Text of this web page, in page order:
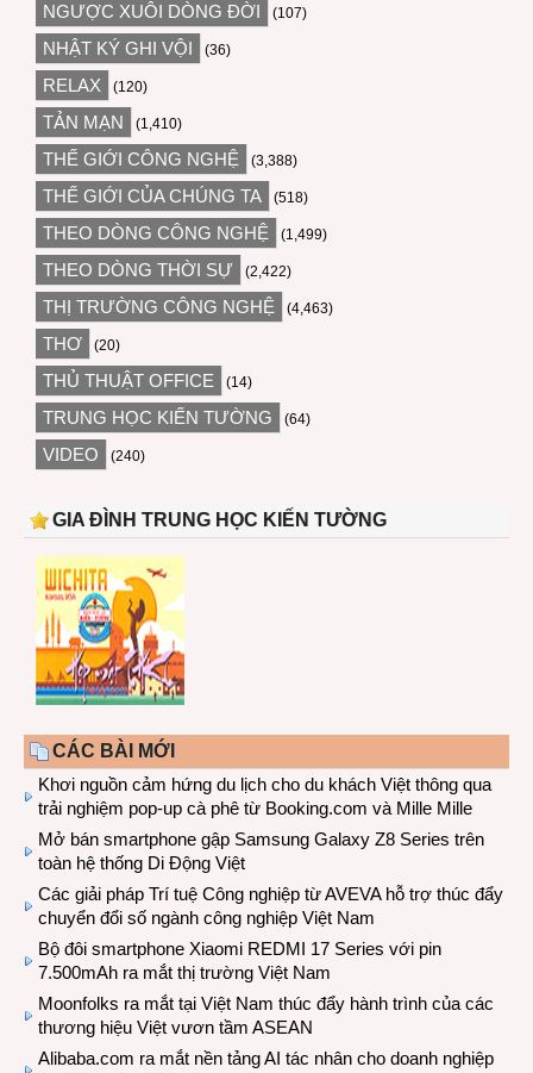
NGƯỢC XUÔI DÒNG ĐỜI (107)
NHẬT KÝ GHI VỘI (36)
RELAX (120)
TẢN MẠN (1,410)
THẾ GIỚI CÔNG NGHỆ (3,388)
THẾ GIỚI CỦA CHÚNG TA (518)
THEO DÒNG CÔNG NGHỆ (1,499)
THEO DÒNG THỜI SỰ (2,422)
THỊ TRƯỜNG CÔNG NGHỆ (4,463)
THƠ (20)
THỦ THUẬT OFFICE (14)
TRUNG HỌC KIẾN TƯỜNG (64)
VIDEO (240)
GIA ĐÌNH TRUNG HỌC KIẾN TƯỜNG
CÁC BÀI MỚI
Khơi nguồn cảm hứng du lịch cho du khách Việt thông qua
trải nghiệm pop-up cà phê từ Booking.com và Mille Mille
Mở bán smartphone gập Samsung Galaxy Z8 Series trên
toàn hệ thống Di Động Việt
Các giải pháp Trí tuệ Công nghiệp từ AVEVA hỗ trợ thúc đẩy
chuyển đổi số ngành công nghiệp Việt Nam
Bộ đôi smartphone Xiaomi REDMI 17 Series với pin
7.500mAh ra mắt thị trường Việt Nam
Moonfolks ra mắt tại Việt Nam thúc đẩy hành trình của các
thương hiệu Việt vươn tầm ASEAN
Alibaba.com ra mắt nền tảng AI tác nhân cho doanh nghiệp